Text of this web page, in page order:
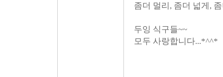
좀더 멀리, 좀더 넓게,
두잉 식구들~~
모두 사랑합니다...*^^*